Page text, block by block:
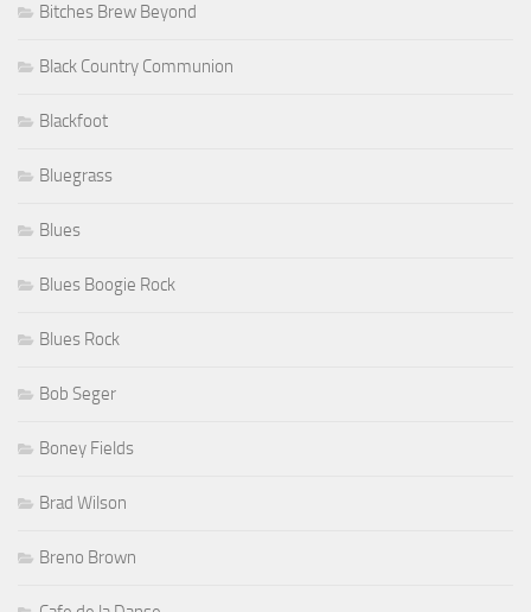
Bitches Brew Beyond
Black Country Communion
Blackfoot
Bluegrass
Blues
Blues Boogie Rock
Blues Rock
Bob Seger
Boney Fields
Brad Wilson
Breno Brown